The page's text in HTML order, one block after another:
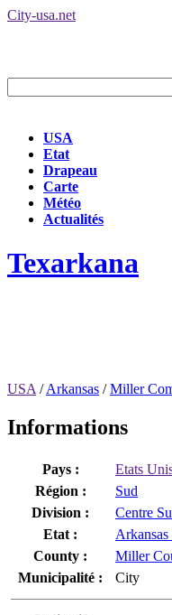
City-usa.net
USA
Etat
Drapeau
Carte
Météo
Actualités
Texarkana
USA /Arkansas /Miller
Informations
Pays :
Etats
Région :
Sud
Division :
Centre
Etat :
County :
Miller
Municipalité :
City